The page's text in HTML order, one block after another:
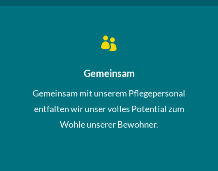

Gemeinsam
Gemeinsam mit unserem Pflegepersonal
entfalten wir unser volles Potential zum
Wohle unserer Bewohner.